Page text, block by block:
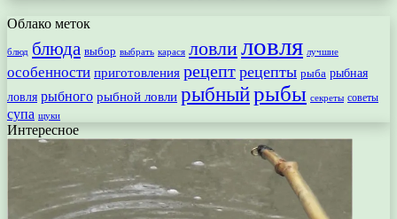
Облако меток
блюд блюда выбор выбрать карася ловлиловля лучшие
особенности приготовления рецепт рецепты рыба рыбная
ловля рыбного рыбной ловли рыбныйрыбы секреты советы
супа щуки
Интересное